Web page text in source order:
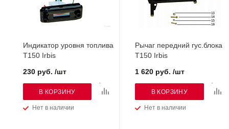
Индикатор уровня топлива
Т150 Irbis
Нет в наличии
230 руб. /шт
В КОРЗИНУ
Рычаг передний гус.блока
Т150 Irbis
Нет в наличии
1 620 руб. /шт
В КОРЗИНУ